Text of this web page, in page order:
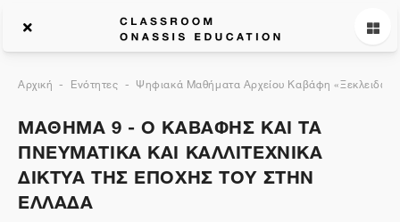
Αρχική Ενότητες Ψηφιακά Μαθήματα Αρχείου Καβάφη
ΜΑΘΗΜΑ 9 - Ο ΚΑΒΑΦΗΣ ΚΑΙ ΤΑ
ΠΝΕΥΜΑΤΙΚΑ ΚΑΙ ΚΑΛΛΙΤΕΧΝΙΚΑ
ΔΙΚΤΥΑ ΤΗΣ ΕΠΟΧΗΣ ΤΟΥ ΣΤΗΝ
ΕΛΛΑΔΑ